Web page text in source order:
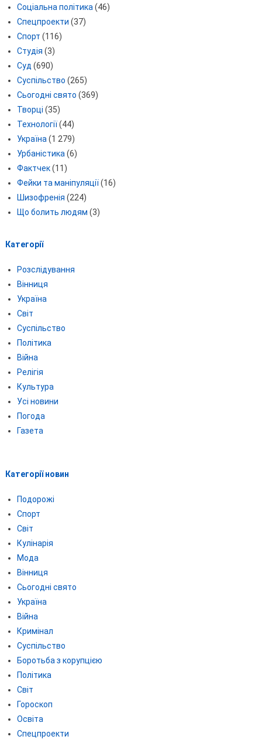
Соціальна політика (46)
Спецпроекти (37)
Спорт (116)
Студія (3)
Суд (690)
Суспільство (265)
Сьогодні свято (369)
Творці (35)
Технології(44)
Україна (1 279)
Урбаністика (6)
Фактчек(11)
Фейки та маніпуляції(16)
Шизофренія (224)
Що болить людям (3)
Категорії
Розслідування
Вінниця
Україна
Світ
Суспільство
Політика
Війна
Релігія
Культура
Усі новини
Погода
Газета
Категорії новин
Подорожі
Спорт
Світ
Кулінарія
Мода
Вінниця
Сьогодні свято
Україна
Війна
Кримінал
Суспільство
Боротьба з корупцією
Політика
Світ
Гороскоп
Освіта
Спецпроекти